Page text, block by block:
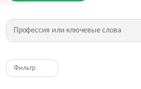
Фильтр